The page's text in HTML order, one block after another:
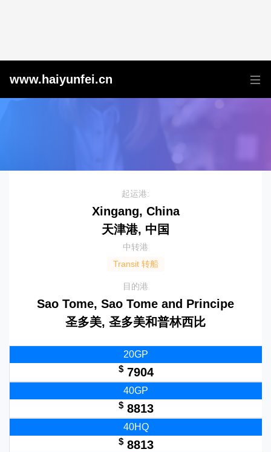
www.haiyunfei.cn
起运港:
Xingang, China
天津港, 中国
中转港
Transit 转船
目的港
Sao Tome, Sao Tome and Principe
圣多美, 圣多美和普林西比
20GP
$7904
40GP
$8813
40HQ
$8813